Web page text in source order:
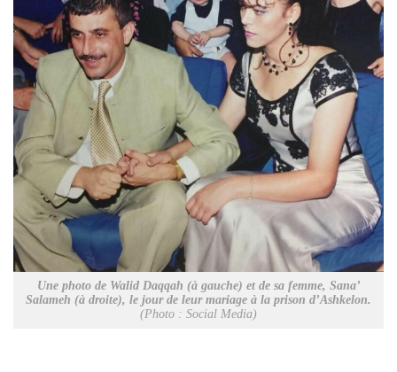
Une photo de Walid Daqqah (à gauche) et de sa femme, Sana’
Salameh (à droite), le jour de leur mariage à la prison d’Ashkelon.
(Photo : Social Media)